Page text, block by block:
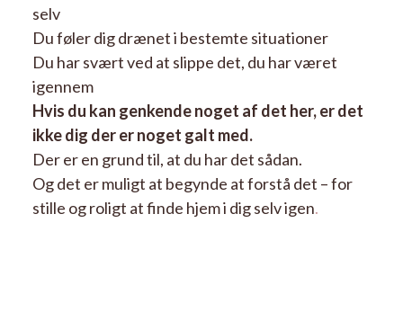
selv
Du føler dig drænet i bestemte situationer
Du har svært ved at slippe det, du har været
igennem
Hvis du kan genkende noget af det her, er det
ikke dig der er noget galt med.
Der er en grund til, at du har det sådan.
Og det er muligt at begynde at forstå det – for
stille og roligt at finde hjem i dig selv igen.